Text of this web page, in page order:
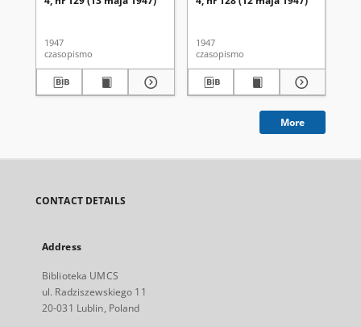
1947
czasopismo
1947
czasopismo
More
CONTACT DETAILS
Address
Biblioteka UMCS
ul. Radziszewskiego 11
20-031 Lublin, Poland